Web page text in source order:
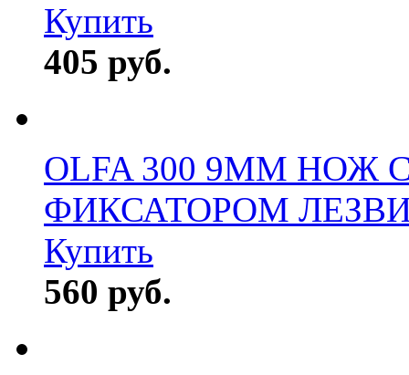
Купить
405 руб.
OLFA 300 9MM
ФИКСАТОРОМ
Купить
560 руб.